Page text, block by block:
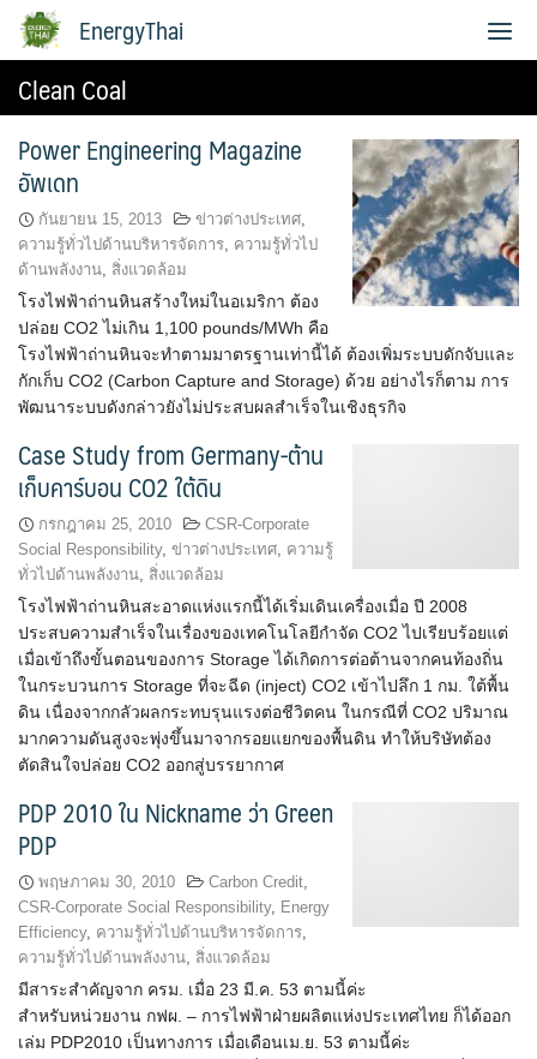
Skip
เกี่ยวกับผู้เขียน
EnergyThai
Clean Coal
Power Engineering Magazine
อัพเดท
กันยายน 15, 2013 ข่าวต่างประเทศ,
ความรู้ทั่วไปด้านบริหารจัดการ, ความรู้ทั่วไป
ด้านพลังงาน, สิ่งแวดล้อม
โรงไฟฟ้าถ่านหินสร้างใหม่ในอเมริกา ต้อง
ปล่อย CO2 ไม่เกิน 1,100 pounds/MWh คือ
โรงไฟฟ้าถ่านหินจะทำตามมาตรฐานเท่านี้ได้ ต้องเพิ่มระบบดักจับและ
กักเก็บ CO2 (Carbon Capture and Storage) ด้วย อย่างไรก็ตาม การ
พัฒนาระบบดังกล่าวยังไม่ประสบผลสำเร็จในเชิงธุรกิจ
Case Study from Germany-ต้าน
เก็บคาร์บอน CO2 ใต้ดิน
กรกฎาคม 25, 2010
CSR-Corporate
Social Responsibility, ข่าวต่างประเทศ, ความรู้
ทั่วไปด้านพลังงาน, สิ่งแวดล้อม
โรงไฟฟ้าถ่านหินสะอาดแห่งแรกนี้ได้เริ่มเดินเครื่องเมื่อ ปี 2008
ประสบความสำเร็จในเรื่องของเทคโนโลยีกำจัด CO2 ไปเรียบร้อยแต่
เมื่อเข้าถึงขั้นตอนของการ Storage ได้เกิดการต่อต้านจากคนท้องถิ่น
ในกระบวนการ Storage ที่จะฉีด (inject) CO2 เข้าไปลึก 1 กม. ใต้พื้น
ดิน เนื่องจากกลัวผลกระทบรุนแรงต่อชีวิตคน ในกรณีที่ CO2 ปริมาณ
มากความดันสูงจะพุ่งขึ้นมาจากรอยแยกของพื้นดิน ทำให้บริษัทต้อง
ตัดสินใจปล่อย CO2 ออกสู่บรรยากาศ
PDP 2010 ใน Nickname ว่า Green
PDP
พฤษภาคม 30, 2010 Carbon Credit,
CSR-Corporate Social Responsibility, Energy
Efficiency, ความรู้ทั่วไปด้านบริหารจัดการ,
ความรู้ทั่วไปด้านพลังงาน, สิ่งแวดล้อม
มีสาระสำคัญจาก ครม. เมื่อ 23 มี.ค. 53 ตามนี้ค่ะ
สำหรับหน่วยงาน กฟผ. – การไฟฟ้าฝ่ายผลิตแห่งประเทศไทย ก็ได้ออก
เล่ม PDP2010 เป็นทางการ เมื่อเดือนเม.ย. 53 ตามนี้ค่ะ